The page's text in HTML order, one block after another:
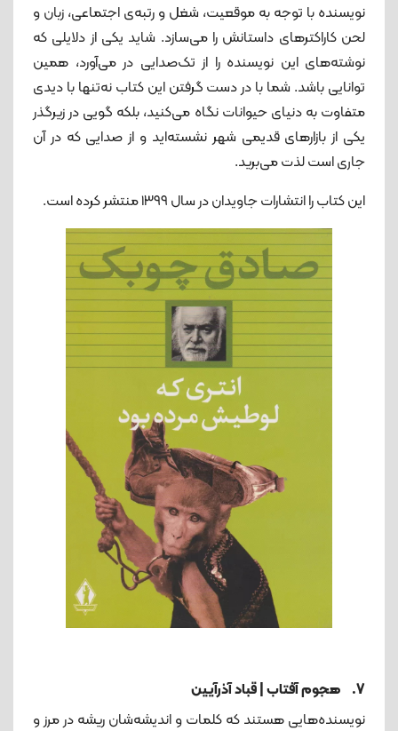
نویسنده با توجه به موقعیت، شغل و رتبه‌ی اجتماعی، زبان و
لحن کاراکترهای داستانش را می‌سازد. شاید یکی از دلایلی که
نوشته‌های این نویسنده را از تک‌صدایی در می‌آورد، همین
توانایی باشد. شما با در دست گرفتن این کتاب نه‌تنها با دیدی
متفاوت به دنیای حیوانات نگاه می‌کنید، بلکه گویی در زیرگذر
یکی از بازارهای قدیمی شهر نشسته‌اید و از صدایی که در آن
جاری است لذت می‌برید.
این کتاب را انتشارات جاویدان در سال ۱۳۹۹ منتشر کرده است.
7. هجوم آفتاب | قباد آذرآیین
نویسنده‌هایی هستند که کلمات و اندیشه‌شان ریشه در مرز و